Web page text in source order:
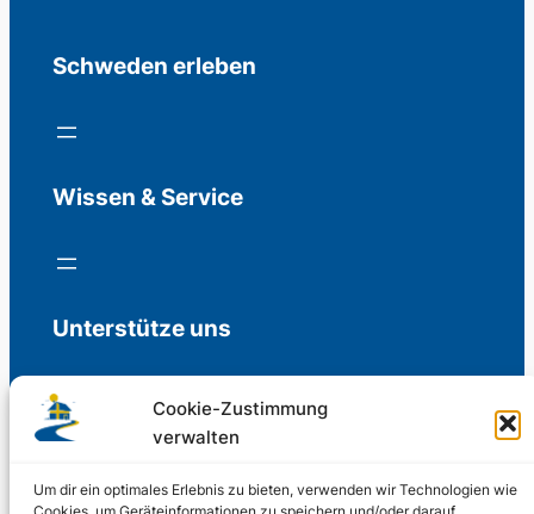
Cookie-Zustimmung
verwalten
Um dir ein optimales Erlebnis zu bieten, verwenden wir Technologien wie
Schweden erleben
Wissen & Service
Unterstütze uns
Freiwillige Spenden für die Aufrechterhaltung